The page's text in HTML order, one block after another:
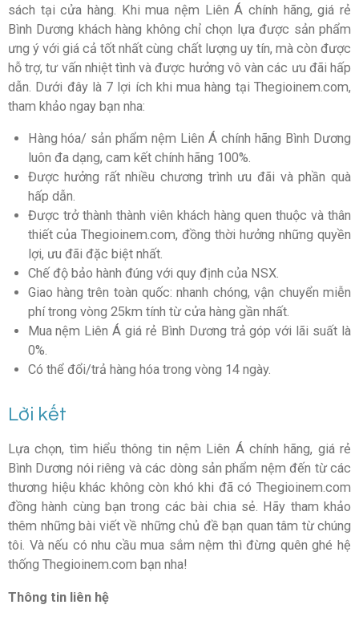
sách tại cửa hàng. Khi mua nệm Liên Á chính hãng, giá rẻ
Bình Dương khách hàng không chỉ chọn lựa được sản phẩm
ưng ý với giá cả tốt nhất cùng chất lượng uy tín, mà còn được
hỗ trợ, tư vấn nhiệt tình và được hưởng vô vàn các ưu đãi hấp
dẫn. Dưới đây là 7 lợi ích khi mua hàng tại Thegioinem.com,
tham khảo ngay bạn nha:
Hàng hóa/ sản phẩm nệm Liên Á chính hãng Bình Dương
luôn đa dạng, cam kết chính hãng 100%.
Được hưởng rất nhiều chương trình ưu đãi và phần quà
hấp dẫn.
Được trở thành thành viên khách hàng quen thuộc và thân
thiết của Thegioinem.com, đồng thời hưởng những quyền
lợi, ưu đãi đặc biệt nhất.
Chế độ bảo hành đúng với quy định của NSX.
Giao hàng trên toàn quốc: nhanh chóng, vận chuyển miễn
phí trong vòng 25km tính từ cửa hàng gần nhất.
Mua nệm Liên Á giá rẻ Bình Dương trả góp với lãi suất là
0%.
Có thể đổi/trả hàng hóa trong vòng 14 ngày.
Lời kết
Lựa chọn, tìm hiểu thông tin nệm Liên Á chính hãng, giá rẻ
Bình Dương nói riêng và các dòng sản phẩm nệm đến từ các
thương hiệu khác không còn khó khi đã có Thegioinem.com
đồng hành cùng bạn trong các bài chia sẻ. Hãy tham khảo
thêm những bài viết về những chủ đề bạn quan tâm từ chúng
tôi. Và nếu có nhu cầu mua sắm nệm thì đừng quên ghé hệ
thống Thegioinem.com bạn nha!
Thông tin liên hệ